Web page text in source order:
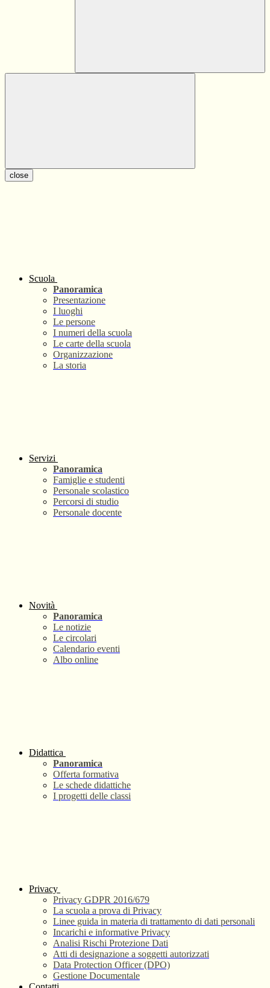
close
Scuola
Panoramica
Presentazione
I luoghi
Le persone
I numeri della scuola
Le carte della scuola
Organizzazione
La storia
Servizi
Panoramica
Famiglie e studenti
Personale scolastico
Percorsi di studio
Personale docente
Novità
Panoramica
Le notizie
Le circolari
Calendario eventi
Albo online
Didattica
Panoramica
Offerta formativa
Le schede didattiche
I progetti delle classi
Privacy
Privacy GDPR 2016/679
La scuola a prova di Privacy
Linee guida in materia di trattamento di dati personali
Incarichi e informative Privacy
Analisi Rischi Protezione Dati
Atti di designazione a soggetti autorizzati
Data Protection Officer (DPO)
Gestione Documentale